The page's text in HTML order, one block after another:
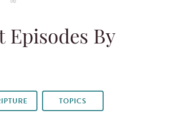
Episodes By
TOPICS